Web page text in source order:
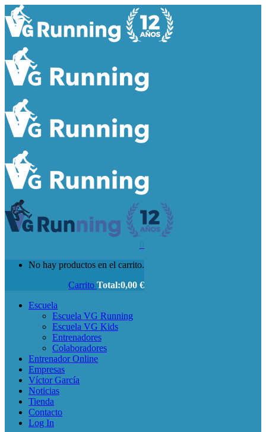
No hay productos en el carrito.
Carrito Total:0,00 €
Escuela
Escuela VG Running
Escuela VG Kids
Entrenadores
Colaboradores
Entrenador Online
Empresas
Víctor García
Noticias
Tienda
Contacto
Log In